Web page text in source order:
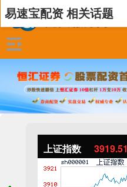
上证指数 3919.51
易速宝配资 相关话题